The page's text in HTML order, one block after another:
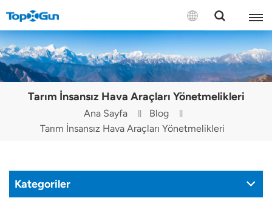
BİZE ULAŞIN
English
Español
Русский
Tarım İnsansız Hava Araçları Yönetmelikleri
Ana Sayfa
Blog
Tarım İnsansız Hava Araçları Yönetmelikleri
Kategoriler